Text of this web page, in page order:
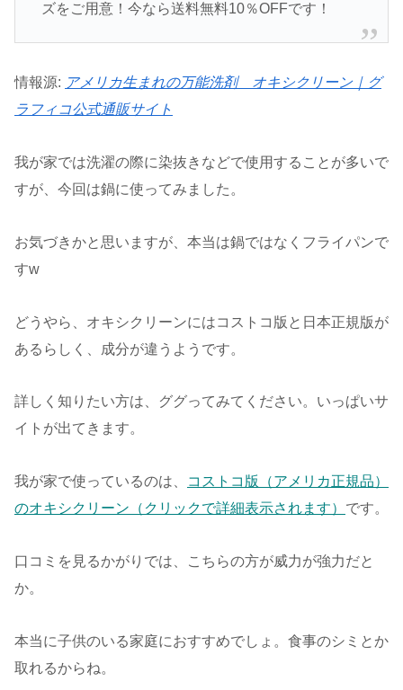
ズをご用意！今なら送料無料10％OFFです！
情報源: アメリカ生まれの万能洗剤 オキシクリーン｜グ
ラフィコ公式通販サイト
我が家では洗濯の際に染抜きなどで使用することが多いで
すが、今回は鍋に使ってみました。
お気づきかと思いますが、本当は鍋ではなくフライパンで
すw
どうやら、オキシクリーンにはコストコ版と日本正規版が
あるらしく、成分が違うようです。
詳しく知りたい方は、ググってみてください。いっぱいサ
イトが出てきます。
我が家で使っているのは、
コストコ版（アメリカ正規品）
のオキシクリーン（クリックで詳細表示されます） です。
口コミを見るかがりでは、こちらの方が威力が強力だと
か。
本当に子供のいる家庭におすすめでしょ。食事のシミとか
取れるからね。